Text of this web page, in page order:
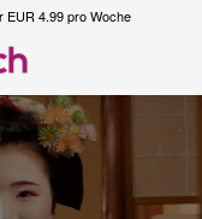
EUR 4.99 pro Woche